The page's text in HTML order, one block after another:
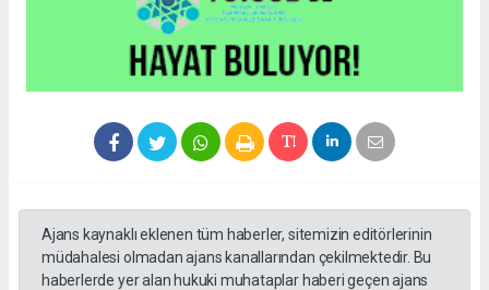
Ajans kaynaklı eklenen tüm haberler, sitemizin editörlerinin
müdahalesi olmadan ajans kanallarından çekilmektedir. Bu
haberlerde yer alan hukuki muhataplar haberi geçen ajans